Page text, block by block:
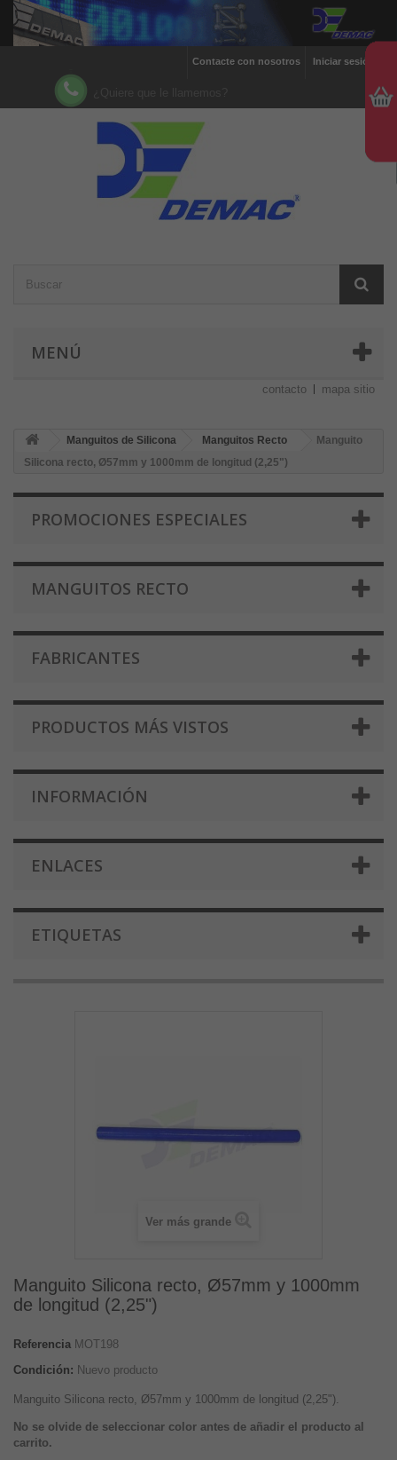
Iniciar sesión
Contacte con nosotros
MENÚ
contacto mapa sitio
Manguitos de Silicona Manguitos Recto
Manguito
Silicona recto, Ø57mm y 1000mm de longitud (2,25")
PROMOCIONES ESPECIALES
MANGUITOS RECTO
FABRICANTES
PRODUCTOS MÁS VISTOS
INFORMACIÓN
ENLACES
ETIQUETAS
Ver más grande
Manguito Silicona recto, Ø57mm y 1000mm
de longitud (2,25")
Referencia MOT198
Condición: Nuevo producto
Manguito Silicona recto, Ø57mm y 1000mm de longitud (2,25").
No se olvide de seleccionar color antes de añadir el producto al
carrito.